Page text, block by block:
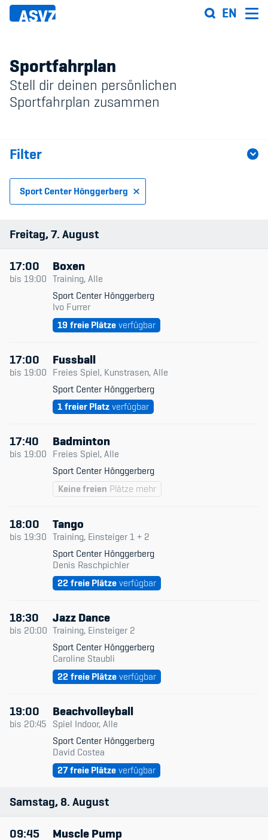
Direkt
zum
EN
Sportfahrplan
Sportanlagen
Events
ASVZ@home
Member's Manual / FAQ
Fairplay
Teilnahmeberechtigung
Academy
Diversität & Inklusion
Infomails
Kinderbetreuung
Krankenversicherung
Spitzensport & Studium
Organisation
Offene Stellen
Sponsoren und Partner
Sportfahrplan
Stell dir deinen persönlichen
Sportfahrplan zusammen
Filter
Sport Center Hönggerberg
Sportart
Datum & Zeit
Trainingsleitende
Nur verfügbare
Freitag 7 August
17:00
bis 19:00
Boxen
Training, Alle
Sport Center Hönggerberg
Ivo Furrer
19 freie Plätzeverfügbar
17:00
bis 19:00
Fussball
Freies Spiel, Kunstrasen, Alle
Sport Center Hönggerberg
1freier Platzverfügbar
17:40
bis 19:00
Badminton
Freies Spiel, Alle
Sport Center Hönggerberg
Keine freien Plätze mehr
18:00
bis 19:30
Tango
Training, Einsteiger 1 + 2
Sport Center Hönggerberg
Denis Raschpichler
22freie Plätzeverfügbar
18:30
bis 20:00
Jazz Dance
Training, Einsteiger 2
Sport Center Hönggerberg
Caroline Staubli
22freie Plätzeverfügbar
19:00
bis 20:45
Beachvolleyball
Spiel Indoor, Alle
Sport Center Hönggerberg
David Costea
27freie Plätzeverfügbar
Samstag 8 August
09:45 Muscle Pump